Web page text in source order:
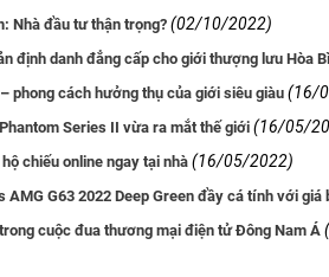
Nhà đầu tư thận trọng? (02/10/2022)
định danh đẳng cấp cho giới thượng lưu Hòa
phong cách hưởng thụ của giới siêu giàu (16/
Series II vừa ra mắt thế giới (16/05/
chiếu online ngay tại nhà (16/05/2022)
G63 2022 Deep Green đầy cá tính với giá
cuộc đua thương mại điện tử Đông Nam Á